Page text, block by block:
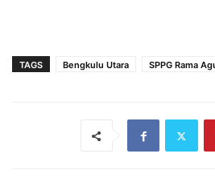
TAGS Bengkulu Utara SPPG Rama